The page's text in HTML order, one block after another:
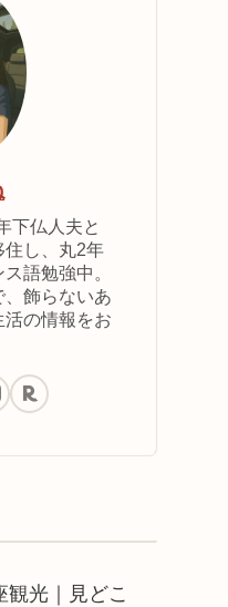
下仏人夫と
住し、丸2年
語勉強中。
飾らないあ
活の情報をお
観光｜見どこ